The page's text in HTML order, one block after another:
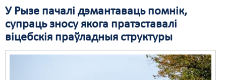
У Рызе пачалі дэмантаваць помнік,
супраць зносу якога пратэставалі
віцебскія праўладныя структуры
Распальваньне варожасьці
Рознае
Свабода слова